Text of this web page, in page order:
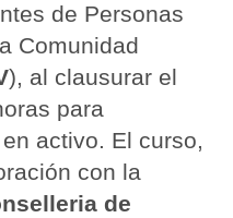
de Personas
Comunidad
), al clausurar el
para
activo. El curso,
con la
de